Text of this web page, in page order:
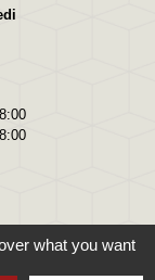
what you want